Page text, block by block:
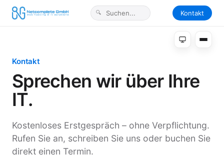
Kontakt
Kontakt
Sprechen wir über Ihre
IT.
Kostenloses Erstgespräch – ohne Verpflichtung.
Rufen Sie an, schreiben Sie uns oder buchen Sie
direkt einen Termin.